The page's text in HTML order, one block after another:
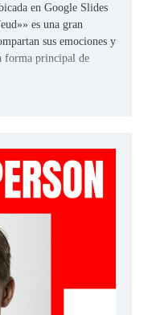
en Google Slides
es una gran
sus emociones y
forma principal de